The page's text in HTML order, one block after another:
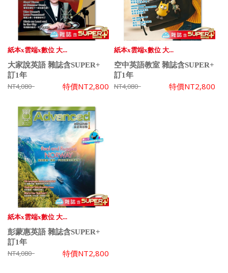
紙本x雲端x數位 大...
大家說英語 雜誌含SUPER+
訂1年
NT4,080 特價NT2,800
紙本x雲端x數位 大...
空中英語教室 雜誌含SUPER+
訂1年
NT4,080 特價NT2,800
紙本x雲端x數位 大...
彭蒙惠英語 雜誌含SUPER+
訂1年
NT4,080 特價NT2,800